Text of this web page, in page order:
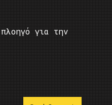
για την